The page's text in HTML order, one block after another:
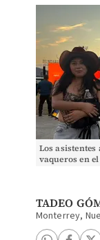
Los
vaqueros en
TADEO
Monterrey,